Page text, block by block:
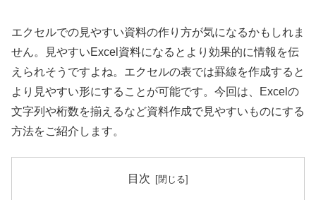
エクセルでの見やすい資料の作り方が気になるかもしれま
せん。見やすいExcel資料になるとより効果的に情報を伝
えられそうですよね。エクセルの表では罫線を作成すると
より見やすい形にすることが可能です。今回は、Excelの
文字列や桁数を揃えるなど資料作成で見やすいものにする
方法をご紹介します。
目次